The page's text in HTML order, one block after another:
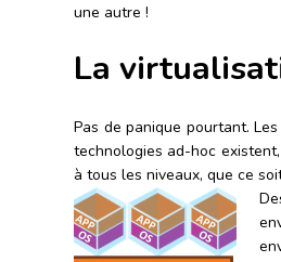
une autre !
La
Pas de panique pourtant.
technologies ad-hoc
à tous les niveaux, que ce